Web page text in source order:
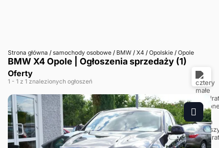
Strona główna / samochody osobowe / BMW / X4 / Opolskie / Opole
BMW X4 Opole | Ogłoszenia sprzedaży (1)
Oferty
1 - 1 z 1 znalezionych ogłoszeń